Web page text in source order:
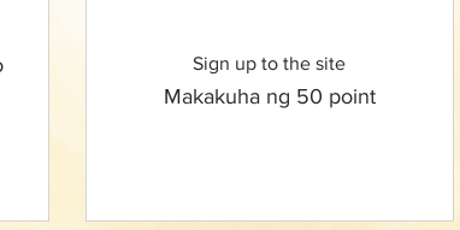
Sign up to the site
Makakuha ng 50 point